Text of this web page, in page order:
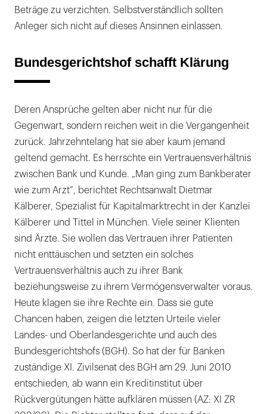
Beträge zu verzichten. Selbstverständlich sollten
Anleger sich nicht auf dieses Ansinnen einlassen.
Bundesgerichtshof schafft Klärung
Deren Ansprüche gelten aber nicht nur für die
Gegenwart, sondern reichen weit in die Vergangenheit
zurück. Jahrzehntelang hat sie aber kaum jemand
geltend gemacht. Es herrschte ein Vertrauensverhältnis
zwischen Bank und Kunde. „Man ging zum Bankberater
wie zum Arzt“, berichtet Rechtsanwalt Dietmar
Kälberer, Spezialist für Kapitalmarktrecht in der Kanzlei
Kälberer und Tittel in München. Viele seiner Klienten
sind Ärzte. Sie wollen das Vertrauen ihrer Patienten
nicht enttäuschen und setzten ein solches
Vertrauensverhältnis auch zu ihrer Bank
beziehungsweise zu ihrem Vermögensverwalter voraus.
Heute klagen sie ihre Rechte ein. Dass sie gute
Chancen haben, zeigen die letzten Urteile vieler
Landes- und Oberlandesgerichte und auch des
Bundesgerichtshofs (BGH). So hat der für Banken
zuständige XI. Zivilsenat des BGH am 29. Juni 2010
entschieden, ab wann ein Kreditinstitut über
Rückvergütungen hätte aufklären müssen (AZ: XI ZR